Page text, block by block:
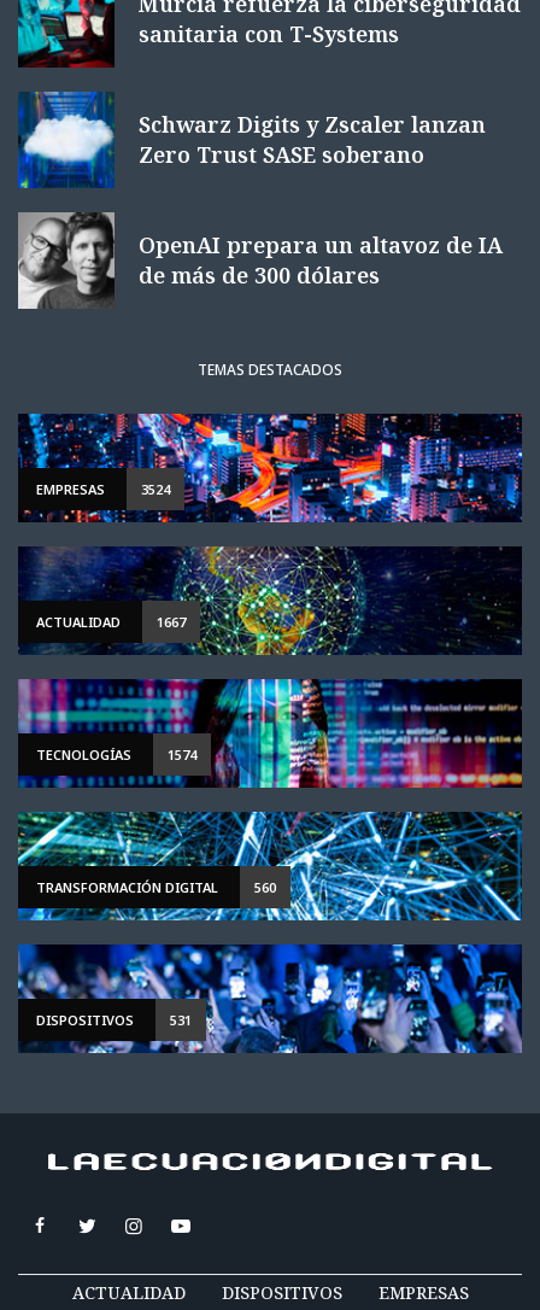
sanitaria con T-Systems
Schwarz Digits y Zscaler lanzan
Zero Trust SASE soberano
OpenAI prepara un altavoz de IA
de más de 300 dólares
TEMAS DESTACADOS
EMPRESAS 3524
ACTUALIDAD 1667
TECNOLOGÍAS 1574
TRANSFORMACIÓN DIGITAL 560
DISPOSITIVOS 531
ACTUALIDAD DISPOSITIVOS EMPRESAS